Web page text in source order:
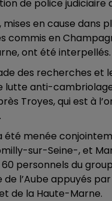
de police judiciaire
mises en cause dans
commis en
ont été interpellés.
des recherches et
lutte anti-
Troyes, qui est à
été menée
sur-Seine-, et
personnels du
l’Aube appuyés
de la Haute-Marne.